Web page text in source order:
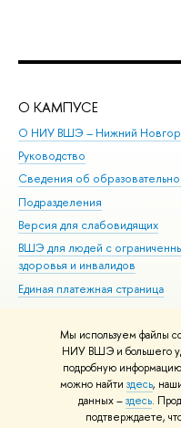
Мы используем файлы
НИУ ВШЭ и большего
подробную
можно найти здесь,
данных –здесь.
подтверждаете,
О КАМПУСЕ
О НИУ ВШЭ – Нижний
Руководство
Сведения об
Подразделения
Версия для слабовидящих
ВШЭ для людей с
здоровья и инвалидов
Единая платежная страница